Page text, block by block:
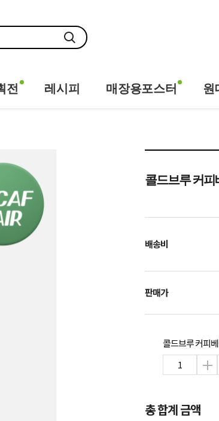
전 레시피 매장용포스터 원
콜드브루 커
배송비
판매가
콜드브루 커피
총 합계 금액